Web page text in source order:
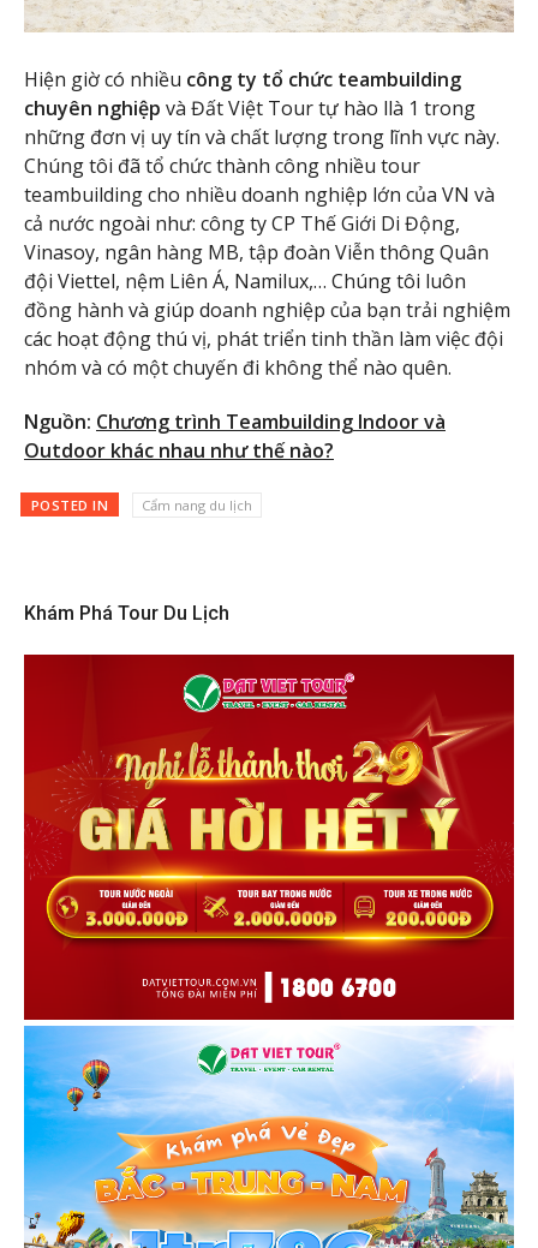
Hiện giờ có nhiều công ty tổ chức teambuilding
chuyên nghiệp và Đất Việt Tour tự hào llà 1 trong
những đơn vị uy tín và chất lượng trong lĩnh vực này.
Chúng tôi đã tổ chức thành công nhiều tour
teambuilding cho nhiều doanh nghiệp lớn của VN và
cả nước ngoài như: công ty CP Thế Giới Di Động,
Vinasoy, ngân hàng MB, tập đoàn Viễn thông Quân
đội Viettel, nệm Liên Á, Namilux,… Chúng tôi luôn
đồng hành và giúp doanh nghiệp của bạn trải nghiệm
các hoạt động thú vị, phát triển tinh thần làm việc đội
nhóm và có một chuyến đi không thể nào quên.
Nguồn: Chương trình Teambuilding Indoor và
Outdoor khác nhau như thế nào?
POSTED IN Cẩm nang du lịch
Khám Phá Tour Du Lịch